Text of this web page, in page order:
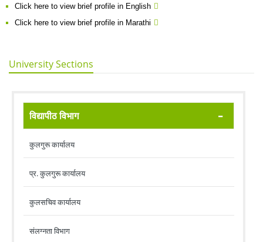
Click here to view brief profile in English
Click here to view brief profile in Marathi
University Sections
विद्यापीठ विभाग
कुलगुरू कार्यालय
प्र. कुलगुरू कार्यालय
कुलसचिव कार्यालय
संलग्नता विभाग